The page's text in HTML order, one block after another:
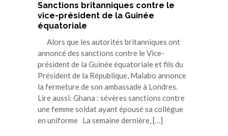
Sanctions britanniques contre le
vice-président de la Guinée
équatoriale
Alors que les autorités britanniques ont
annoncé des sanctions contre le Vice-
président de la Guinée équatoriale et fils du
Président de la République, Malabo annonce
la fermeture de son ambassade à Londres.
Lire aussi: Ghana : sévères sanctions contre
une femme soldat ayant épousé sa collègue
en uniforme La semaine dernière, […]